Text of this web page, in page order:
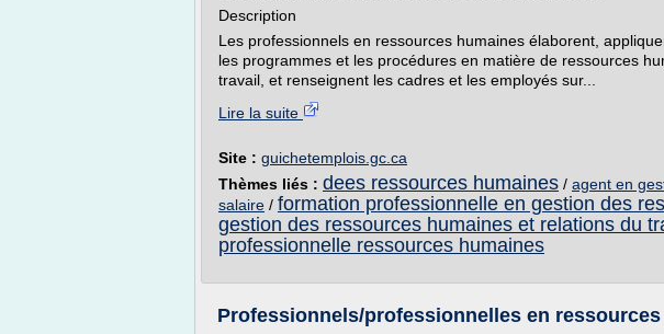
Description
Les professionnels en ressources humaines élaborent,
les programmes et les procédures en matière de ressources
travail, et renseignent les cadres et les employés sur...
Lire la suite
Site : guichetemplois.gc.ca
Thèmes liés : dees ressources humaines / agent en
salaire / formation professionnelle en gestion des
gestion des ressources humaines et relations du
professionnelle ressources humaines
Professionnels/professionnelles en ressources